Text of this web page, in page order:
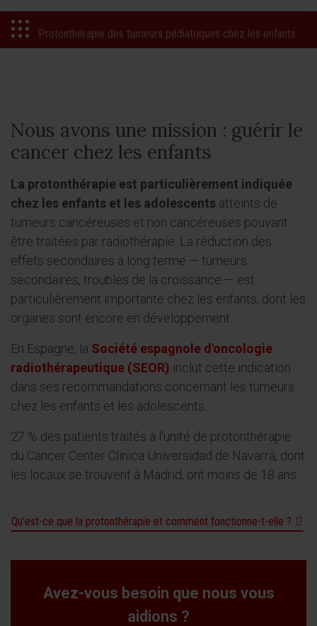
Protonthérapie des tumeurs pédiatriques chez les enfants
Nous avons une mission : guérir le
cancer chez les enfants
La protonthérapie est particulièrement indiquée
chez les enfants et les adolescents atteints de
tumeurs cancéreuses et non cancéreuses pouvant
être traitées par radiothérapie. La réduction des
effets secondaires à long terme — tumeurs
secondaires, troubles de la croissance — est
particulièrement importante chez les enfants, dont les
organes sont encore en développement.
En Espagne, la Société espagnole d'oncologie
radiothérapeutique (SEOR) inclut cette indication
dans ses recommandations concernant les tumeurs
chez les enfants et les adolescents.
27 % des patients traités à l'unité de protonthérapie
du Cancer Center Clinica Universidad de Navarra, dont
les locaux se trouvent à Madrid, ont moins de 18 ans.
Qu'est-ce que la protonthérapie et comment fonctionne-t-elle ?
Avez-vous besoin que nous vous
aidions ?